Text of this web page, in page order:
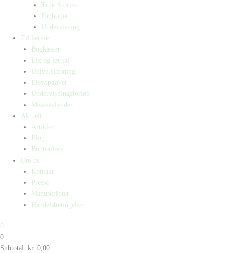
True Stories
Fagbøger
Undervisning
Til lærere
Bogkasser
Lix og let-tal
Universlæsning
Elevopgaver
Undervisningsforløb
Messekalender
Aktuelt
Artikler
Blog
Bogtrailere
Om os
Kontakt
Presse
Manuskripter
Handelsbetingelser
0
0
Subtotal: kr. 0,00